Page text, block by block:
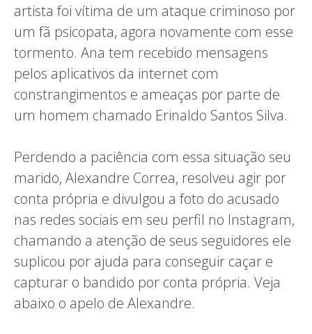
artista foi vítima de um ataque criminoso por
um fã psicopata, agora novamente com esse
tormento. Ana tem recebido mensagens
pelos aplicativos da internet com
constrangimentos e ameaças por parte de
um homem chamado Erinaldo Santos Silva.
Perdendo a paciência com essa situação seu
marido, Alexandre Correa, resolveu agir por
conta própria e divulgou a foto do acusado
nas redes sociais em seu perfil no Instagram,
chamando a atenção de seus seguidores ele
suplicou por ajuda para conseguir caçar e
capturar o bandido por conta própria. Veja
abaixo o apelo de Alexandre.